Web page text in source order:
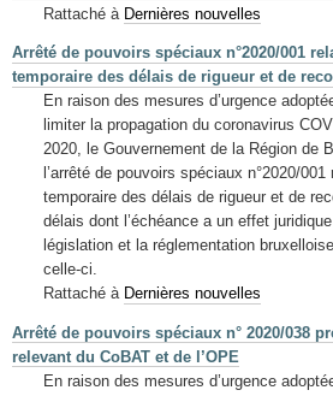
Rattaché à Dernières nouvelles
Arrêté de pouvoirs spéciaux n°2020/001
temporaire des délais de rigueur et de
En raison des mesures d’urgence
limiter la propagation du coronavirus
2020, le Gouvernement de la Région de
l’arrêté de pouvoirs spéciaux n°2020/
temporaire des délais de rigueur et de
délais dont l’échéance a un effet
législation et la réglementation
celle-ci.
Rattaché à Dernières nouvelles
Arrêté de pouvoirs spéciaux n° 2020/038
relevant du CoBAT et de l’OPE
En raison des mesures d’urgence